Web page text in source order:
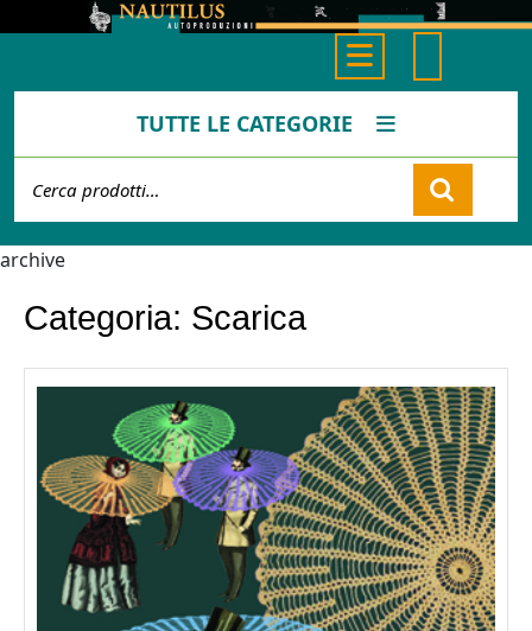
Button
TUTTE LE CATEGORIE
Cart
archive
Categoria: Scarica